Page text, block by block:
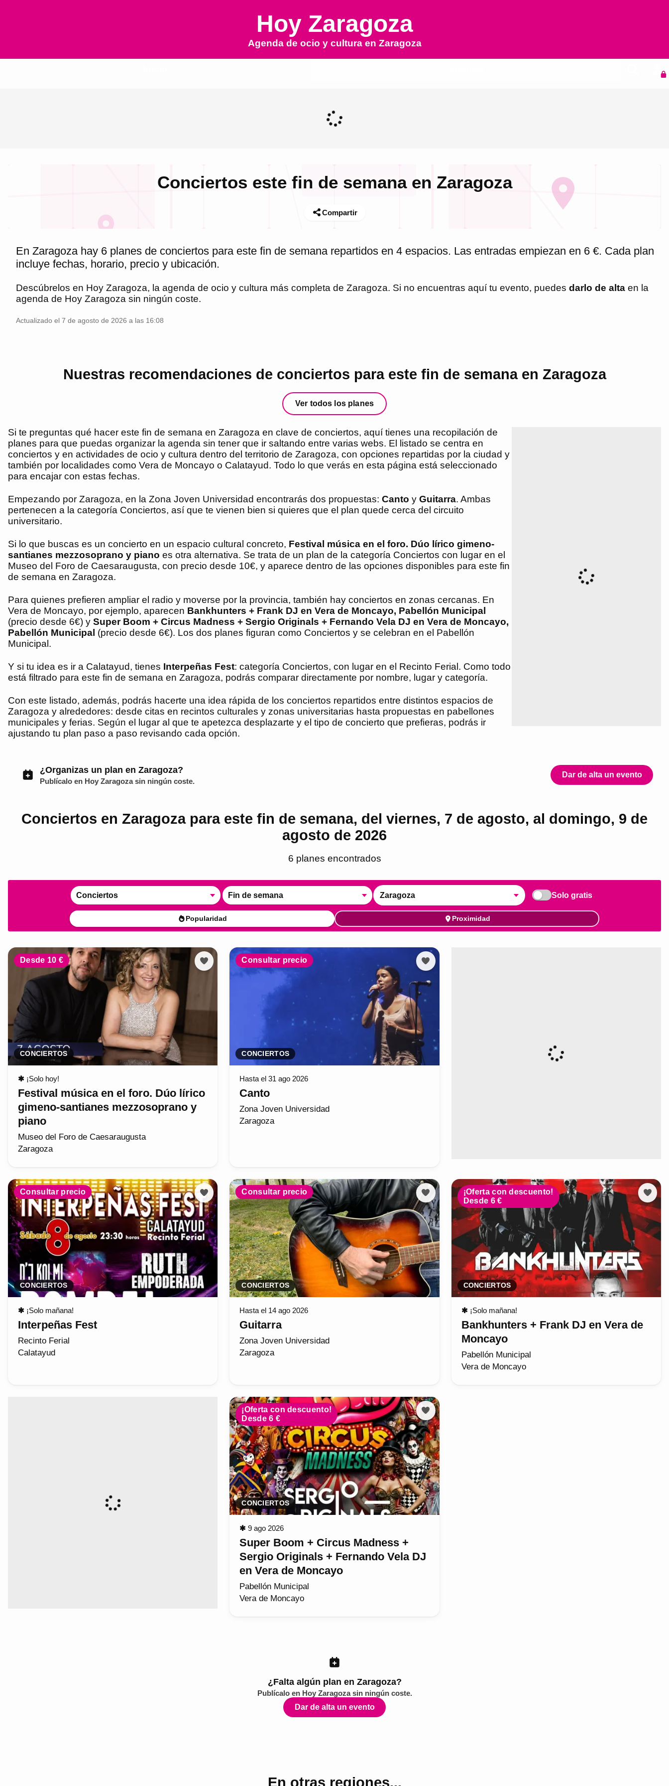
Hoy Zaragoza
Agenda de ocio y cultura en Zaragoza
Conciertos este fin de semana en Zaragoza
Compartir
En Zaragoza hay 6 planes de conciertos para este fin de semana repartidos en 4 espacios. Las entradas empiezan en 6 €. Cada plan
incluye fechas, horario, precio y ubicación.
Descúbrelos en Hoy Zaragoza, la agenda de ocio y cultura más completa de Zaragoza. Si no encuentras aquí tu evento, puedes darlo de alta en la
agenda de Hoy Zaragoza sin ningún coste.
Actualizado el 7 de agosto de 2026 a las 16:08
Nuestras recomendaciones de conciertos para este fin de semana en Zaragoza
Ver todos los planes
Si te preguntas qué hacer este fin de semana en Zaragoza en clave de conciertos, aquí tienes una recopilación de
planes para que puedas organizar la agenda sin tener que ir saltando entre varias webs. El listado se centra en
conciertos y en actividades de ocio y cultura dentro del territorio de Zaragoza, con opciones repartidas por la ciudad y
también por localidades como Vera de Moncayo o Calatayud. Todo lo que verás en esta página está seleccionado
para encajar con estas fechas.
Empezando por Zaragoza, en la Zona Joven Universidad encontrarás dos propuestas: Canto y Guitarra. Ambas
pertenecen a la categoría Conciertos, así que te vienen bien si quieres que el plan quede cerca del circuito
universitario.
Si lo que buscas es un concierto en un espacio cultural concreto, Festival música en el foro. Dúo lírico gimeno-
santianes mezzosoprano y piano es otra alternativa. Se trata de un plan de la categoría Conciertos con lugar en el
Museo del Foro de Caesaraugusta, con precio desde 10€, y aparece dentro de las opciones disponibles para este fin
de semana en Zaragoza.
Para quienes prefieren ampliar el radio y moverse por la provincia, también hay conciertos en zonas cercanas. En
Vera de Moncayo, por ejemplo, aparecen Bankhunters + Frank DJ en Vera de Moncayo, Pabellón Municipal
(precio desde 6€) y Super Boom + Circus Madness + Sergio Originals + Fernando Vela DJ en Vera de Moncayo,
Pabellón Municipal (precio desde 6€). Los dos planes figuran como Conciertos y se celebran en el Pabellón
Municipal.
Y si tu idea es ir a Calatayud, tienes Interpeñas Fest: categoría Conciertos, con lugar en el Recinto Ferial. Como todo
está filtrado para este fin de semana en Zaragoza, podrás comparar directamente por nombre, lugar y categoría.
Con este listado, además, podrás hacerte una idea rápida de los conciertos repartidos entre distintos espacios de
Zaragoza y alrededores: desde citas en recintos culturales y zonas universitarias hasta propuestas en pabellones
municipales y ferias. Según el lugar al que te apetezca desplazarte y el tipo de concierto que prefieras, podrás ir
ajustando tu plan paso a paso revisando cada opción.
¿Organizas un plan en Zaragoza?
Publícalo en Hoy Zaragozasin ningún coste.
Dar de alta un evento
Conciertos en Zaragoza para este fin de semana, del viernes, 7 de agosto, al domingo, 9 de
agosto de 2026
6 planes encontrados
Conciertos Fin de semana Zaragoza Solo gratis
Popularidad Proximidad
Desde 10 €
CONCIERTOS
✱ ¡Solo hoy!
Festival música en el foro. Dúo lírico
gimeno-santianes mezzosoprano y
piano
Museo del Foro de Caesaraugusta
Zaragoza
Consultar precio
CONCIERTOS
Hasta el 31 ago 2026
Canto
Zona Joven Universidad
Zaragoza
Consultar precio
CONCIERTOS
✱ ¡Solo mañana!
Interpeñas Fest
Recinto Ferial
Calatayud
Consultar precio
CONCIERTOS
Hasta el 14 ago 2026
Guitarra
Zona Joven Universidad
Zaragoza
¡Oferta con descuento!
Desde 6 €
CONCIERTOS
✱ ¡Solo mañana!
Bankhunters + Frank DJ en Vera de
Moncayo
Pabellón Municipal
Vera de Moncayo
¡Oferta con descuento!
Desde 6 €
CONCIERTOS
✱9 ago 2026
Super Boom + Circus Madness +
Sergio Originals + Fernando Vela DJ
en Vera de Moncayo
Pabellón Municipal
Vera de Moncayo
¿Falta algún plan en Zaragoza?
Publícalo en Hoy Zaragozasin ningún coste.
Dar de alta un evento
En otras regiones...